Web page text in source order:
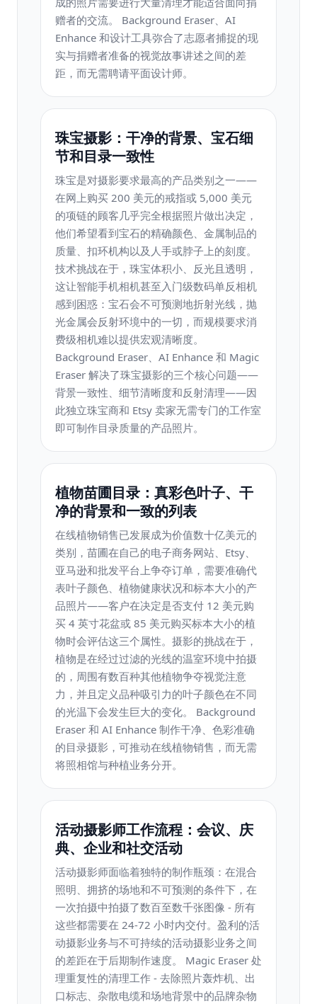
赠者的交流。 Background Eraser、AI
Enhance 和设计工具弥合了志愿者捕捉的现
实与捐赠者准备的视觉故事讲述之间的差
距，而无需聘请平面设计师。
珠宝摄影：干净的背景、宝石细
节和目录一致性
珠宝是对摄影要求最高的产品类别之一——
在网上购买 200 美元的戒指或 5,000 美元
的项链的顾客几乎完全根据照片做出决定，
他们希望看到宝石的精确颜色、金属制品的
质量、扣环机构以及人手或脖子上的刻度。
技术挑战在于，珠宝体积小、反光且透明，
这让智能手机相机甚至入门级数码单反相机
感到困惑：宝石会不可预测地折射光线，抛
光金属会反射环境中的一切，而规模要求消
费级相机难以提供宏观清晰度。
Background Eraser、AI Enhance 和 Magic
Eraser 解决了珠宝摄影的三个核心问题——
背景一致性、细节清晰度和反射清理——因
此独立珠宝商和 Etsy 卖家无需专门的工作室
即可制作目录质量的产品照片。
植物苗圃目录：真彩色叶子、干
净的背景和一致的列表
在线植物销售已发展成为价值数十亿美元的
类别，苗圃在自己的电子商务网站、Etsy、
亚马逊和批发平台上争夺订单，需要准确代
表叶子颜色、植物健康状况和标本大小的产
品照片——客户在决定是否支付 12 美元购
买 4 英寸花盆或 85 美元购买标本大小的植
物时会评估这三个属性。摄影的挑战在于，
植物是在经过过滤的光线的温室环境中拍摄
的，周围有数百种其他植物争夺视觉注意
力，并且定义品种吸引力的叶子颜色在不同
的光温下会发生巨大的变化。 Background
Eraser 和 AI Enhance 制作干净、色彩准确
的目录摄影，可推动在线植物销售，而无需
将照相馆与种植业务分开。
活动摄影师工作流程：会议、庆
典、企业和社交活动
活动摄影师面临着独特的制作瓶颈：在混合
照明、拥挤的场地和不可预测的条件下，在
一次拍摄中拍摄了数百至数千张图像 - 所有
这些都需要在 24-72 小时内交付。盈利的活
动摄影业务与不可持续的活动摄影业务之间
的差距在于后期制作速度。 Magic Eraser 处
理重复性的清理工作 - 去除照片轰炸机、出
口标志、杂散电缆和场地背景中的品牌杂物